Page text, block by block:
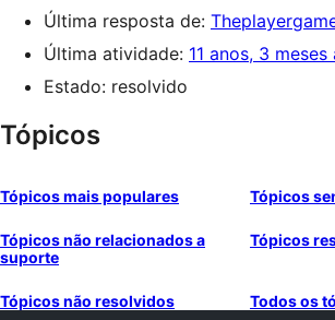
Última resposta de:
Última atividade: 11 anos, 3 meses
Estado: resolvido
Tópicos
Tópicos mais populares Tópicos
Tópicos não relacionados a
suporte
Tópicos
Tópicos não resolvidos Todos os